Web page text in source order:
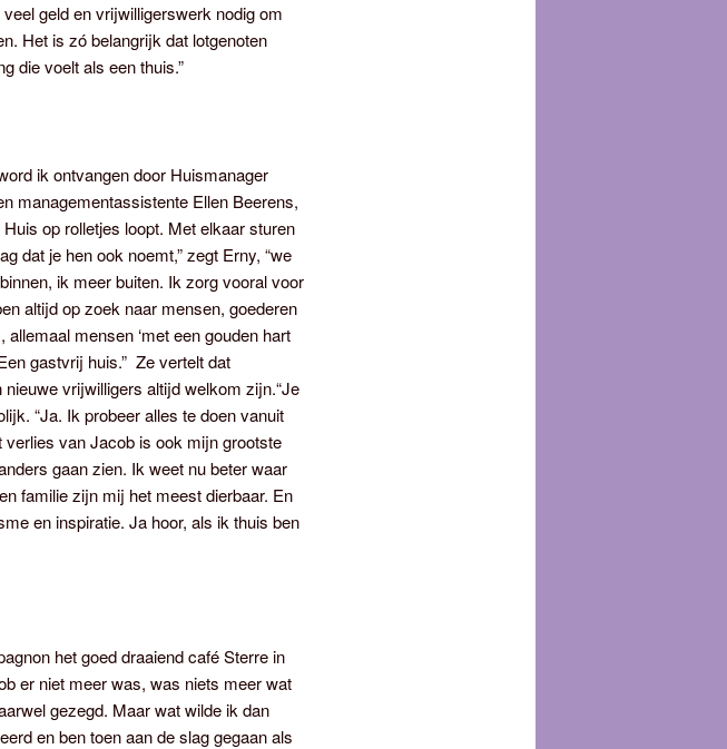
geld en vrijwilligerswerk nodig om
Het is zó belangrijk dat lotgenoten
die voelt als een thuis.”
ik ontvangen door Huismanager
managementassistente Ellen Beerens,
op rolletjes loopt. Met elkaar sturen
dat je hen ook noemt,” zegt Erny, “we
ik meer buiten. Ik zorg vooral voor
altijd op zoek naar mensen, goederen
mensen ‘met een gouden hart
gastvrij huis.” Ze vertelt dat
vrijwilligers altijd welkom zijn.“Je
“Ja. Ik probeer alles te doen vanuit
verlies van Jacob is ook mijn grootste
gaan zien. Ik weet nu beter waar
familie zijn mij het meest dierbaar. En
en inspiratie. Ja hoor, als ik thuis ben
het goed draaiend café Sterre in
er niet meer was, was niets meer wat
gezegd. Maar wat wilde ik dan
en ben toen aan de slag gegaan als